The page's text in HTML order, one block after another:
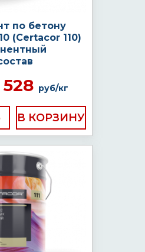
по бетону
(Certacor 110)
руб/кг